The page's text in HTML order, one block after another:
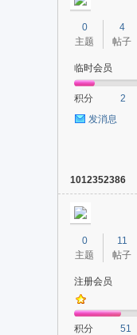
0
主题
4
帖子
临时会员
积分
2
发消息
1012352386
0
主题
11
帖子
注册会员
积分
51